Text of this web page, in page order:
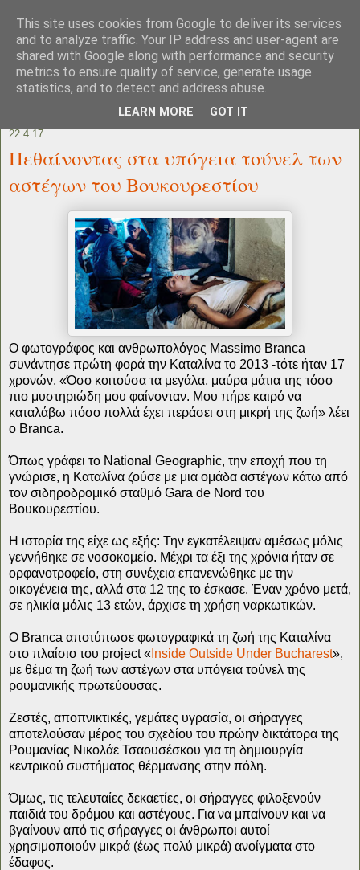
22.4.17
Πεθαίνοντας στα υπόγεια τούνελ των
αστέγων του Βουκουρεστίου
O φωτογράφος και ανθρωπολόγος Massimo Branca
συνάντησε πρώτη φορά την Καταλίνα το 2013 -τότε ήταν 17
χρονών. «Όσο κοιτούσα τα μεγάλα, μαύρα μάτια της τόσο
πιο μυστηριώδη μου φαίνονταν. Μου πήρε καιρό να
καταλάβω πόσο πολλά έχει περάσει στη μικρή της ζωή» λέει
ο Branca.
Όπως γράφει το National Geographic, την εποχή που τη
γνώρισε, η Καταλίνα ζούσε με μια ομάδα αστέγων κάτω από
τον σιδηροδρομικό σταθμό Gara de Nord του
Βουκουρεστίου.
Η ιστορία της είχε ως εξής: Την εγκατέλειψαν αμέσως μόλις
γεννήθηκε σε νοσοκομείο. Μέχρι τα έξι της χρόνια ήταν σε
ορφανοτροφείο, στη συνέχεια επανενώθηκε με την
οικογένεια της, αλλά στα 12 της το έσκασε. Έναν χρόνο μετά,
σε ηλικία μόλις 13 ετών, άρχισε τη χρήση ναρκωτικών.
Ο Branca αποτύπωσε φωτογραφικά τη ζωή της Καταλίνα
στο πλαίσιο του project « Inside Outside Under Bucharest»,
με θέμα τη ζωή των αστέγων στα υπόγεια τούνελ της
ρουμανικής πρωτεύουσας.
Ζεστές, αποπνικτικές, γεμάτες υγρασία, οι σήραγγες
αποτελούσαν μέρος του σχεδίου του πρώην δικτάτορα της
Ρουμανίας Νικολάε Τσαουσέσκου για τη δημιουργία
κεντρικού συστήματος θέρμανσης στην πόλη.
Όμως, τις τελευταίες δεκαετίες, οι σήραγγες φιλοξενούν
παιδιά του δρόμου και αστέγους. Για να μπαίνουν και να
βγαίνουν από τις σήραγγες οι άνθρωποι αυτοί
χρησιμοποιούν μικρά (έως πολύ μικρά) ανοίγματα στο
έδαφος.
This site uses cookies from Google to deliver its services
and to analyze traffic. Your IP address and user-agent are
shared with Google along with performance and security
metrics to ensure quality of service, generate usage
statistics, and to detect and address abuse.
LEARN MORE GOT IT